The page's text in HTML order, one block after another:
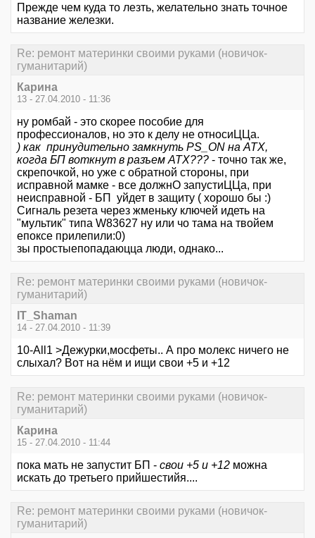
Прежде чем куда то лезть, желательно знать точное
название железки.
Re: ремонт материнки своими руками (новичок-
гуманитарий)
Карина
13 - 27.04.2010 - 11:36
ну ромбай - это скорее пособие для
профессионалов, но это к делу не относиЦЦа.
) как принудительно замкнуть PS_ON на ATX,
когда БП воткнут в разъем ATX??? - точно так же,
скрепочкой, но уже с обратной стороны, при
исправной мамке - все должнО запустиЦЦа, при
неисправной - БП уйдет в защиту ( хорошо бы :)
Сигналь резета через жменьку ключей идеть на
"мультик" типа W83627 ну или чо тама на твойем
епоксе прилепили:0)
зы простыепопадаюцца люди, однако...
Re: ремонт материнки своими руками (новичок-
гуманитарий)
IT_Shaman
14 - 27.04.2010 - 11:39
10-All1 >Дежурки,мосфеты.. А про молекс ничего не
слыхал? Вот на нём и ищи свои +5 и +12
Re: ремонт материнки своими руками (новичок-
гуманитарий)
Карина
15 - 27.04.2010 - 11:44
пока мать не запустит БП - свои +5 и +12 можна
искать до третьего прийшестийя....
Re: ремонт материнки своими руками (новичок-
гуманитарий)